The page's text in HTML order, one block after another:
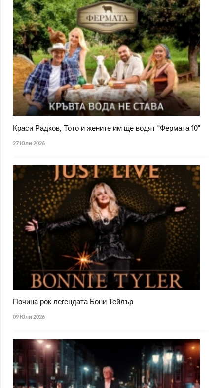
Краси Радков, Тото и жените им ще водят "Фермата 10"
27 Юли 2026
Почина рок легендата Бони Тейлър
09 Юли 2026